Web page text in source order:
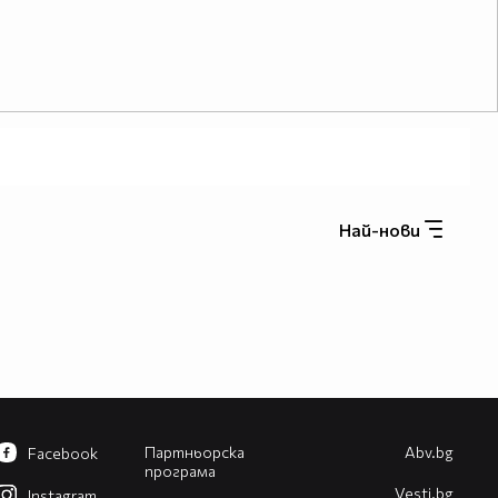
Най-нови
Партньорска
програма
Facebook Abv.bg
Vesti.bg